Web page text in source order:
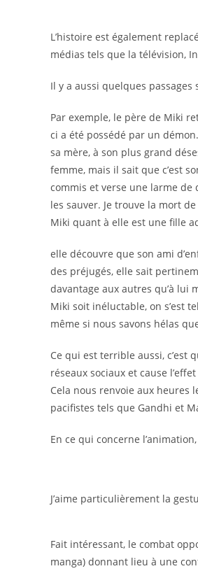
L’histoire est également
médias tels que la télévision,
Il y a aussi quelques
Par exemple, le père de Miki
ci a été possédé par un
sa mère, à son plus grand
femme, mais il sait que c’est
commis et verse une larme
les sauver. Je trouve la mort
Miki quant à elle est une fille
elle découvre que son ami
des préjugés, elle sait
davantage aux autres qu’à lui
Miki soit inéluctable, on s’est
même si nous savons hélas
Ce qui est terrible aussi, c’est
réseaux sociaux et cause
Cela nous renvoie aux heures
pacifistes tels que Gandhi et
En ce qui concerne
J’aime particulièrement la
Fait intéressant, le combat
manga) donnant lieu à une